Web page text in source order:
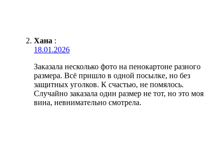
Хана :
18.01.2026
Заказала несколько фото на пенокартоне разного
размера. Всё пришло в одной посылке, но без
защитных уголков. К счастью, не помялось.
Случайно заказала один размер не тот, но это моя
вина, невнимательно смотрела.